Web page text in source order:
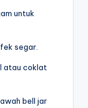
untuk
segar.
atau coklat
bell jar